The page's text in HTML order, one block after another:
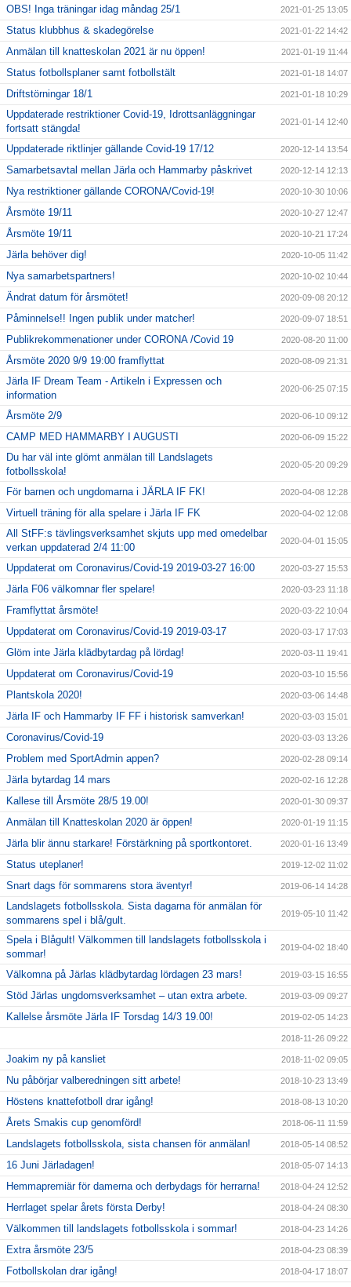
OBS! Inga träningar idag måndag 25/1 2021-01-25 13:05
Status klubbhus & skadegörelse 2021-01-22 14:42
Anmälan till knatteskolan 2021 är nu öppen! 2021-01-19 11:44
Status fotbollsplaner samt fotbollstält 2021-01-18 14:07
Driftstörningar 18/1 2021-01-18 10:29
Uppdaterade restriktioner Covid-19, Idrottsanläggningar
fortsatt stängda!
2021-01-14 12:40
Uppdaterade riktlinjer gällande Covid-19 17/12 2020-12-14 13:54
Samarbetsavtal mellan Järla och Hammarby påskrivet 2020-12-14 12:13
Nya restriktioner gällande CORONA/Covid-19! 2020-10-30 10:06
Årsmöte 19/11 2020-10-27 12:47
Årsmöte 19/11 2020-10-21 17:24
Järla behöver dig! 2020-10-05 11:42
Nya samarbetspartners! 2020-10-02 10:44
Ändrat datum för årsmötet! 2020-09-08 20:12
Påminnelse!! Ingen publik under matcher! 2020-09-07 18:51
Publikrekommenationer under CORONA /Covid 19 2020-08-20 11:00
Årsmöte 2020 9/9 19:00 framflyttat 2020-08-09 21:31
Järla IF Dream Team - Artikeln i Expressen och
information
2020-06-25 07:15
Årsmöte 2/9 2020-06-10 09:12
CAMP MED HAMMARBY I AUGUSTI 2020-06-09 15:22
Du har väl inte glömt anmälan till Landslagets
fotbollsskola!
2020-05-20 09:29
För barnen och ungdomarna i JÄRLA IF FK! 2020-04-08 12:28
Virtuell träning för alla spelare i Järla IF FK 2020-04-02 12:08
All StFF:s tävlingsverksamhet skjuts upp med omedelbar
verkan uppdaterad 2/4 11:00
2020-04-01 15:05
Uppdaterat om Coronavirus/Covid-19 2019-03-27 16:00 2020-03-27 15:53
Järla F06 välkomnar fler spelare! 2020-03-23 11:18
Framflyttat årsmöte! 2020-03-22 10:04
Uppdaterat om Coronavirus/Covid-19 2019-03-17 2020-03-17 17:03
Glöm inte Järla klädbytardag på lördag! 2020-03-11 19:41
Uppdaterat om Coronavirus/Covid-19 2020-03-10 15:56
Plantskola 2020! 2020-03-06 14:48
Järla IF och Hammarby IF FF i historisk samverkan! 2020-03-03 15:01
Coronavirus/Covid-19 2020-03-03 13:26
Problem med SportAdmin appen? 2020-02-28 09:14
Järla bytardag 14 mars 2020-02-16 12:28
Kallese till Årsmöte 28/5 19.00! 2020-01-30 09:37
Anmälan till Knatteskolan 2020 är öppen! 2020-01-19 11:15
Järla blir ännu starkare! Förstärkning på sportkontoret. 2020-01-16 13:49
Status uteplaner! 2019-12-02 11:02
Snart dags för sommarens stora äventyr! 2019-06-14 14:28
Landslagets fotbollsskola. Sista dagarna för anmälan för
sommarens spel i blå/gult.
2019-05-10 11:42
Spela i Blågult! Välkommen till landslagets fotbollsskola i
sommar!
2019-04-02 18:40
Välkomna på Järlas klädbytardag lördagen 23 mars! 2019-03-15 16:55
Stöd Järlas ungdomsverksamhet – utan extra arbete. 2019-03-09 09:27
Kallelse årsmöte Järla IF Torsdag 14/3 19.00! 2019-02-05 14:23
2018-11-26 09:22
Joakim ny på kansliet 2018-11-02 09:05
Nu påbörjar valberedningen sitt arbete! 2018-10-23 13:49
Höstens knattefotboll drar igång! 2018-08-13 10:20
Årets Smakis cup genomförd! 2018-06-11 11:59
Landslagets fotbollsskola, sista chansen för anmälan! 2018-05-14 08:52
16 Juni Järladagen! 2018-05-07 14:13
Hemmapremiär för damerna och derbydags för herrarna! 2018-04-24 12:52
Herrlaget spelar årets första Derby! 2018-04-24 08:30
Välkommen till landslagets fotbollsskola i sommar! 2018-04-23 14:26
Extra årsmöte 23/5 2018-04-23 08:39
Fotbollskolan drar igång! 2018-04-17 18:07